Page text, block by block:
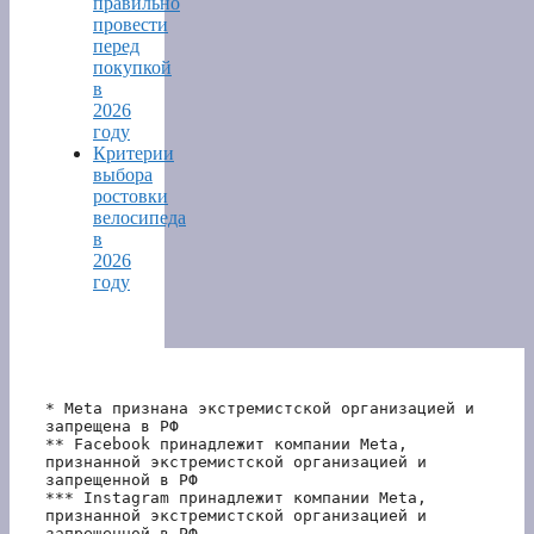
провести
перед
покупкой
в
2026
году
Критерии
выбора
ростовки
велосипеда
в
2026
году
* Meta признана экстремистской организацией и
запрещена в РФ
** Facebook принадлежит компании Meta,
признанной экстремистской организацией и
запрещенной в РФ
*** Instagram принадлежит компании Meta,
признанной экстремистской организацией и